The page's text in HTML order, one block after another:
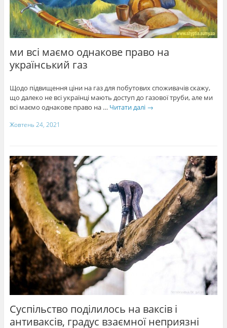
ми всі маємо однакове право на
український газ
Щодо підвищення ціни на газ для побутових споживачів скажу,
що далеко не всі українці мають доступ до газової труби, але ми
всі маємо однакове право на … Читати далі →
Жовтень 24, 2021
Суспільство поділилось на ваксів і
антиваксів, градус взаємної неприязні